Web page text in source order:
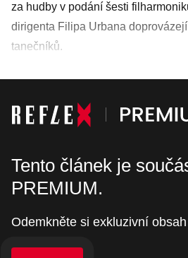
za hudby v podání šesti
dirigenta Filipa Urbana
tanečníků.
Tento článek je
PREMIUM.
Odemkněte si exkluzivní